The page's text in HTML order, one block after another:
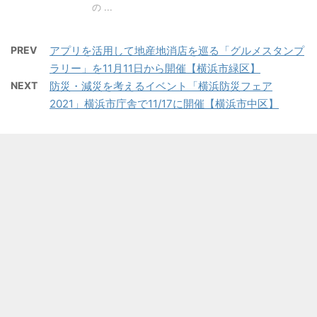
の ...
PREV
アプリを活用して地産地消店を巡る「グルメスタンプ
ラリー」を11月11日から開催【横浜市緑区】
NEXT
防災・減災を考えるイベント「横浜防災フェア
2021」横浜市庁舎で11/17に開催【横浜市中区】